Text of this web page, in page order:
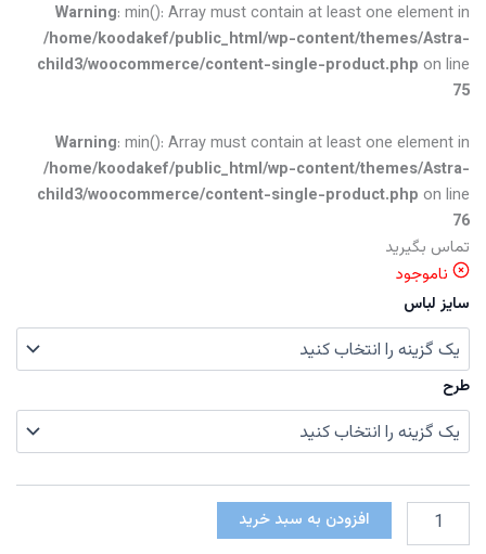
Warning: min(): Array must contain at least one element in
/home/koodakef/public_html/wp-content/themes/Astra-
child3/woocommerce/content-single-product.php on line
75
Warning: min(): Array must contain at least one element in
/home/koodakef/public_html/wp-content/themes/Astra-
child3/woocommerce/content-single-product.php on line
76
تماس بگیرید
ناموجود
سایز لباس
طرح
تیشرت
شلوار
افزودن به سبد خرید